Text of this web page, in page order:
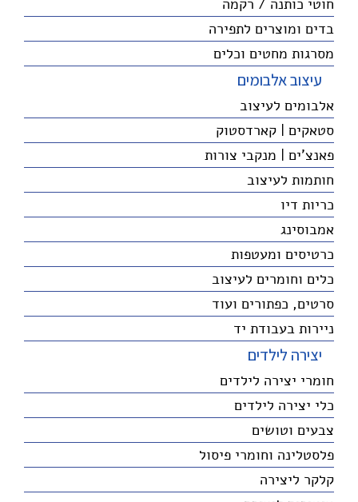
חוטי כותנה / רקמה
בדים ומוצרים לתפירה
מסרגות מחטים וכלים
עיצוב אלבומים
אלבומים לעיצוב
סטאקים | קארדסטוק
פאנצ'ים | מנקבי צורות
חותמות לעיצוב
כריות דיו
אמבוסינג
כרטיסים ומעטפות
כלים וחומרים לעיצוב
סרטים, כפתורים ועוד
ניירות בעבודת יד
יצירה לילדים
חומרי יצירה לילדים
כלי יצירה לילדים
צבעים וטושים
פלסטלינה וחומרי פיסול
קלקר ליצירה